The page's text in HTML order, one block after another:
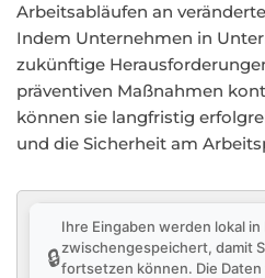
Arbeitsabläufen an
Indem Unternehmen in
zukünftige
präventiven Maßnahmen
können sie langfristig
und die Sicherheit am
🔒
Ihre Eingaben werden lokal
zwischengespeichert, damit
fortsetzen können. Die Daten